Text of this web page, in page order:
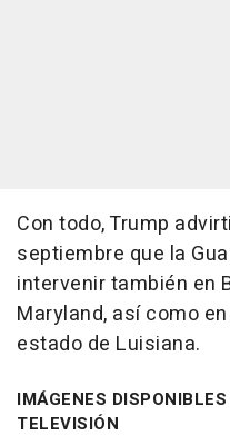
Con todo, Trump
septiembre que la
intervenir también en
Maryland, así como
estado de Luisiana.
IMÁGENES
TELEVISIÓN